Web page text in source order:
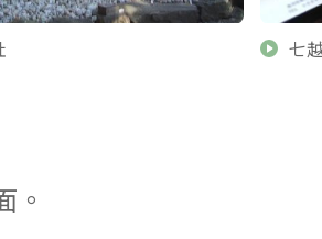
七
。